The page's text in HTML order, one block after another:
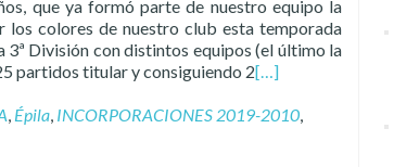
que ya formó parte de nuestro equipo la
colores de nuestro club esta temporada
3ª División con distintos equipos (el último la
partidos titular y consiguiendo 2[…]
, Épila, INCORPORACIONES 2019-2010,